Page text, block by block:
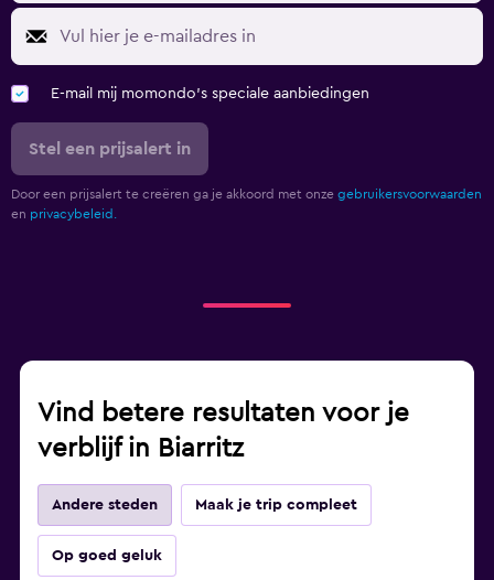
E-mail mij momondo's speciale aanbiedingen
Stel een prijsalert in
Door een prijsalert te creëren ga je akkoord met onze gebruikersvoorwaarden
en privacybeleid.
Vind betere resultaten voor je
verblijf in Biarritz
Andere steden Maak je trip compleet
Op goed geluk